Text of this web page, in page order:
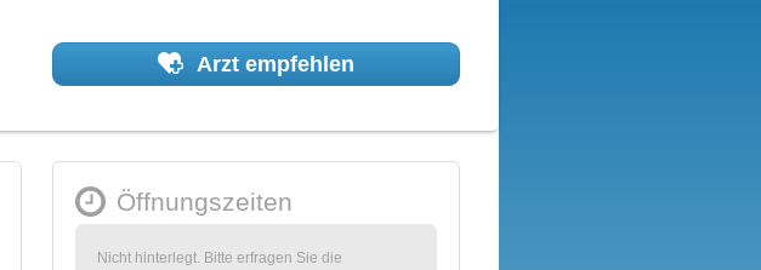
Arzt empfehlen
Öffnungszeiten
Nicht hinterlegt. Bitte erfragen Sie die